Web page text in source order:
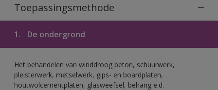
Toepassingsmethode
1. De ondergrond
Het behandelen van winddroog beton, schuurwerk,
pleisterwerk, metselwerk, gips- en boardplaten,
houtwolcementplaten, glasweefsel, behang e.d.